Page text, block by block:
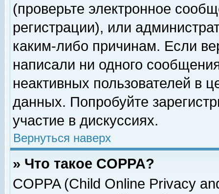
(проверьте электронное
регистрации), или
каким-либо причинам. Если
написали ни одного
неактивных пользователей в
данных. Попробуйте
участие в дискуссиях.
Вернуться наверх
» Что такое COPPA?
COPPA (Child Online Privacy